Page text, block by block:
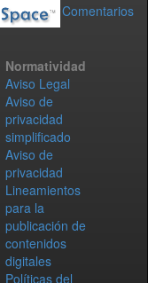
Comentarios
Normatividad
Aviso Legal
Aviso de
privacidad
simplificado
Aviso de
privacidad
Lineamientos
para la
publicación de
contenidos
digitales
Políticas del